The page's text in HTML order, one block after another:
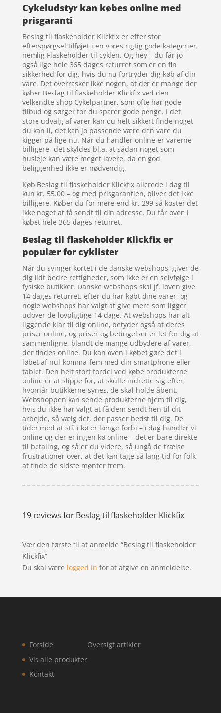
Cykeludstyr kan købes online med
prisgaranti
Beslag til flaskeholder Klickfix er efter stor
efterspørgsel tilføjet i en vores rigtig gode kategorier,
nemlig Flaskeholder til cyklen. Og hey – du får jo
også lige hele 365 dages returret som er en fin
sikkerhed for dig, hvis du nu fortryder dig køb af din
vare. Det overrasker ikke nogen, at der er mange der
køber Beslag til flaskeholder Klickfix ved den
velkendte shop Cykelpartner, som ofte har gode
tilbud og sørger for du sparer gode penge. I det
store udvalg af varer kan du helt sikkert finde noget
du kan li, det kan jo passende være den vare du
kigger på lige nu. Når du handler online er varerne
billigere- det skyldes bl.a. at sådan noget som
husleje kan være meget lavere, da en god
beliggenhed ikke er nødvendig.
Køb Beslag til flaskeholder Klickfix allerede i dag til
kun kr. 55.00 – og med prisgarantien, bliver det ikke
billigere. Køber du for mere end kr. 299 så koster det
ikke noget at få sendt til din adresse. Du får oven i
købet hele 365 dages returret.
Beslag til flaskeholder Klickfix er
populær for cyklister
Når du svinger kortet i de danske webshops, giver de
dig lidt bedre rettigheder, som ikke er en selvfølge i
fysiske butikker. Danske webshops skal jf. loven give
14 dages returret. efter du har købt dine varer, og
nogle webshops har valgt at give mere som ligger
udover de lovpligtige 14 dage. At webshops har alt
liggende klar til dig online, betyder også at deres
priser online, og priser og betingelser er let for dig at
sammenligne, blandt de mange udbydere af varer,
der findes online. Du kan oven i købet gøre det i
løbet af nul-komma-fem med din smartphone eller
tablet. Den helt stort fordel ved købe produkterne
online er at slippe for, at skulle indrette sig efter,
hvornår butikkerne synes, de skal holde åbent.
Webshoppen kan sende produkterne hjem til dig,
hvis du ikke har valgt at få dem sendt hen til dit
arbejde, så vælg det, der passer bedst til dig. De
tider med at stå i kø er længe forbi – i dag handler vi
online og der er ingen kø online – det er bare direkte
til betaling, og så er du videre, så ungå de trælse
frustrationer over, at det kan tage så lang tid for folk
at finde de sidste mønter frem.
19 reviews for Beslag til flaskeholder Klickfix
Vær den første til at anmelde “Beslag til flaskeholder
Klickfix”
Du skal være logged in for at afgive en anmeldelse.
Forside
Vis alle produkter
Kontakt
Oversigt artikler